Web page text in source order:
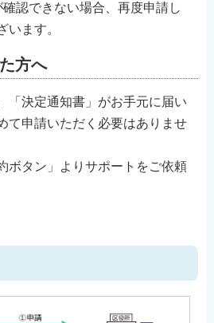
確認できない場合、再度申請し
います。
方へ
「決定通知書」がお手元に届い
て申請いただく必要はありませ
ボタン」よりサポートをご依頼